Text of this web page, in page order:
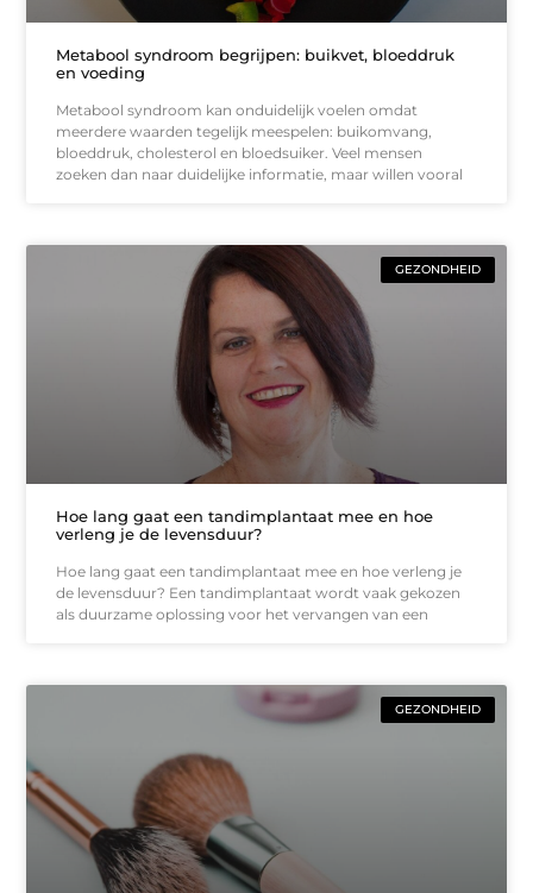
Metabool syndroom begrijpen: buikvet, bloeddruk
en voeding
Metabool syndroom kan onduidelijk voelen omdat
meerdere waarden tegelijk meespelen: buikomvang,
bloeddruk, cholesterol en bloedsuiker. Veel mensen
zoeken dan naar duidelijke informatie, maar willen vooral
GEZONDHEID
Hoe lang gaat een tandimplantaat mee en hoe
verleng je de levensduur?
Hoe lang gaat een tandimplantaat mee en hoe verleng je
de levensduur? Een tandimplantaat wordt vaak gekozen
als duurzame oplossing voor het vervangen van een
GEZONDHEID